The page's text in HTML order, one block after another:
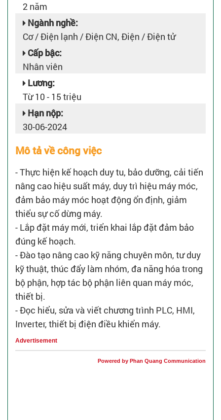
2 năm
Ngành nghề:
Cơ / Điện lạnh / Điện CN, Điện / Điện tử
Cấp bậc:
Nhân viên
Lương:
Từ 10 - 15 triệu
Hạn nộp:
30-06-2024
Mô tả về công việc
- Thực hiện kế hoạch duy tu, bảo dưỡng, cải tiến
nâng cao hiệu suất máy, duy trì hiệu máy móc,
đảm bảo máy móc hoạt động ổn định, giảm
thiểu sự cố dừng máy.
- Lắp đặt máy mới, triển khai lắp đặt đảm bảo
đúng kế hoạch.
- Đào tạo nâng cao kỹ năng chuyên môn, tư duy
kỹ thuật, thúc đẩy làm nhóm, đa năng hóa trong
bộ phận, hợp tác bộ phận liên quan máy móc,
thiết bị.
- Đọc hiểu, sửa và viết chương trình PLC, HMI,
Inverter, thiết bị điện điều khiển máy.
Advertisement
Powered by Phan Quang Communication